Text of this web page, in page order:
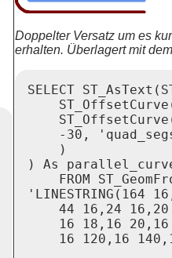
Doppelter Versatz um es
erhalten. Überlagert mit
SELECT
-30,
    )
) As
FROM
'LINESTRING(164
44 16,24
16 18,16